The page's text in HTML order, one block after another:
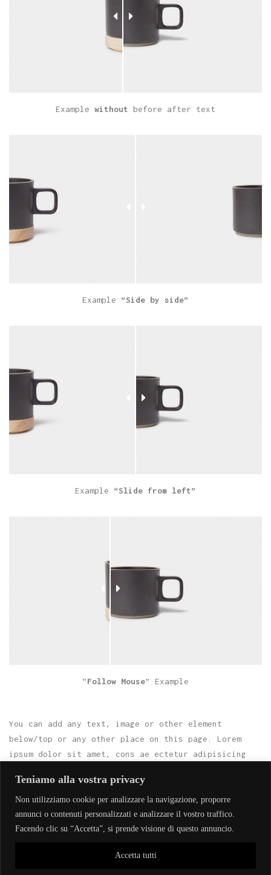
Teniamo alla vostra privacy
Non utilizziamo cookie per analizzare la navigazione, proporre
annunci o contenuti personalizzati e analizzare il vostro traffico.
Facendo clic su “Accetta”, si prende visione di questo annuncio.
Accetta tutti
Example without before after text
Example “Side by side”
Example “Slide from left”
“Follow Mouse” Example
You can add any text, image or other element
below/top or any other place on this page. Lorem
ipsum dolor sit amet, cons ae ectetur adipisicing
labore et dolore magna aliqua.